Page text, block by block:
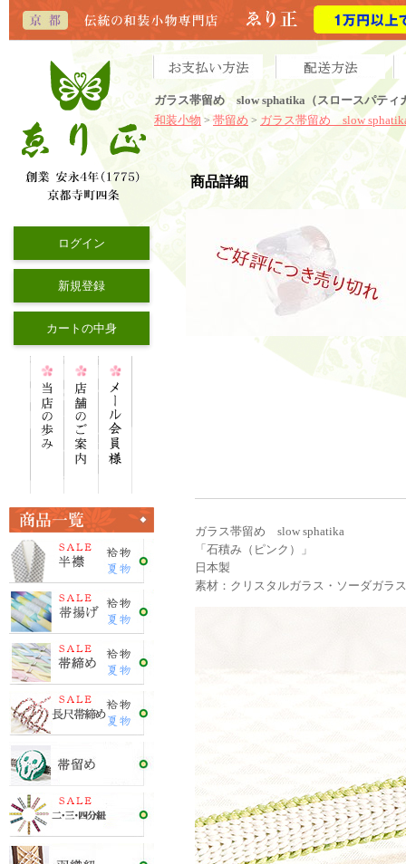
ガラス帯留め slow sphatika（スロースパテ
和装小物 > 帯留め > ガラス帯留め slow
ログイン
新規登録
カートの中身
商品詳細
ガラス帯留め slow sphatika
「石積み（ピンク）」
日本製
素材：クリスタルガラス・ソーダガラス